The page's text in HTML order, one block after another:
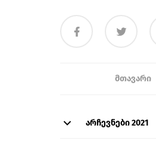
ᲛᲗᲐᲕᲐᲠᲘ
არჩევნები 2021